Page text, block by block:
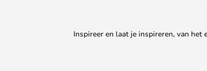
Inspireer en laat je inspireren, van het